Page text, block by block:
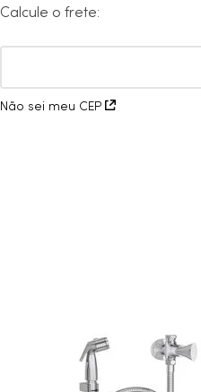
Calcule o frete:
Não sei meu CEP